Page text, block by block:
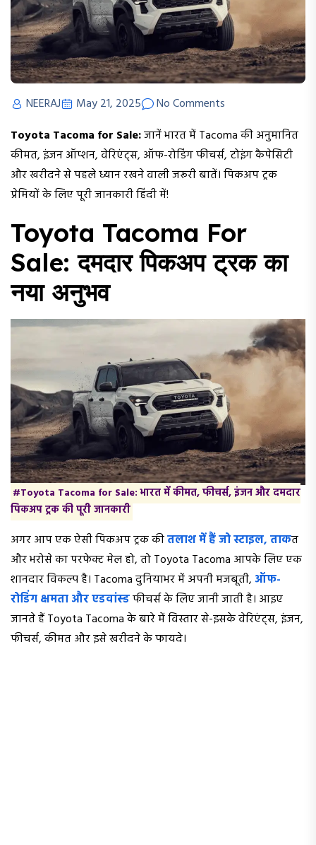
NEERAJ May 21, 2025
No Comments
Toyota Tacoma for Sale:जानें भारत में Tacoma की अनुमानित
कीमत, इंजन ऑप्शन, वेरिएंट्स, ऑफ-रोडिंग फीचर्स, टोइंग कैपेसिटी
और खरीदने से पहले ध्यान रखने वाली जरूरी बातें। पिकअप ट्रक
प्रेमियों के लिए पूरी जानकारी हिंदी में!
Toyota Tacoma For
Sale: दमदार पिकअप ट्रक का
नया अनुभव
#Toyota Tacoma for Sale: भारत में कीमत, फीचर्स, इंजन और दमदार
पिकअप ट्रक की पूरी जानकारी
अगर आप एक ऐसी पिकअप ट्रक कीतलाश में हैं जो स्टाइल, ताकत
और भरोसे का परफेक्ट मेल हो, तो Toyota Tacoma आपके लिए एक
शानदार विकल्प है। Tacoma दुनियाभर में अपनी मजबूती, ऑफ-
रोडिंग क्षमता और एडवांस्डफीचर्स के लिए जानी जाती है। आइए
जानते हैं Toyota Tacoma के बारे में विस्तार से-इसके वेरिएंट्स, इंजन,
फीचर्स, कीमत और इसे खरीदने के फायदे।